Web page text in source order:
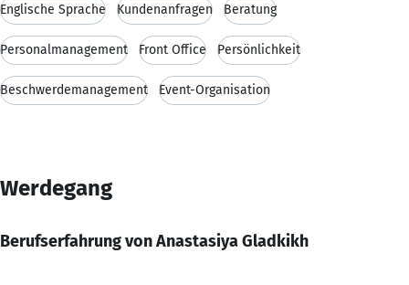
Englische Sprache Kundenanfragen Beratung
Personalmanagement Front Office Persönlichkeit
Beschwerdemanagement Event-Organisation
Werdegang
Berufserfahrung von Anastasiya Gladkikh